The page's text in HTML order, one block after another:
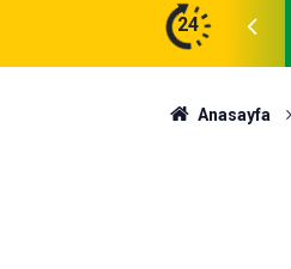
24
Kesen Operasyon!
Anasayfa